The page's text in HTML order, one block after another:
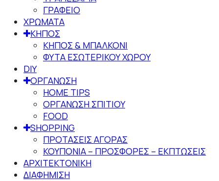
ΓΡΑΦΕΙΟ
ΧΡΩΜΑΤΑ
ΚΗΠΟΣ
ΚΗΠΟΣ & ΜΠΑΛΚΟΝΙ
ΦΥΤΑ ΕΣΩΤΕΡΙΚΟΥ ΧΩΡΟΥ
DIY
ΟΡΓΑΝΩΣΗ
HOME TIPS
ΟΡΓΑΝΩΣΗ ΣΠΙΤΙΟΥ
FOOD
SHOPPING
ΠΡΟΤΑΣΕΙΣ ΑΓΟΡΑΣ
ΚΟΥΠΟΝΙΑ – ΠΡΟΣΦΟΡΕΣ – ΕΚΠΤΩΣΕΙΣ
ΑΡΧΙΤΕΚΤΟΝΙΚΗ
ΔΙΑΦΗΜΙΣΗ